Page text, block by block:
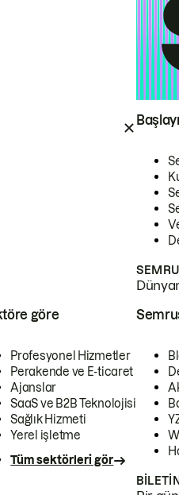
göre
Profesyonel Hizmetler
Perakende ve E-ticaret
Ajanslar
SaaS ve B2B Teknolojisi
Sağlık Hizmeti
Yerel işletme
Tüm sektörleri gör